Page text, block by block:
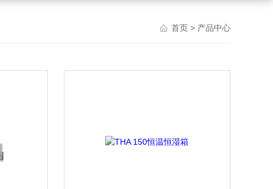
首页 > 产品中心